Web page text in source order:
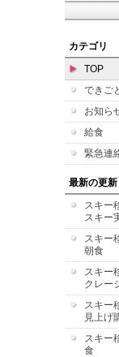
カテゴリ
TOP
できご
お知ら
給食
緊急連
最新の更新
スキー
スキー
スキー
朝食
スキー
クレー
スキー
見上げ
スキー
食